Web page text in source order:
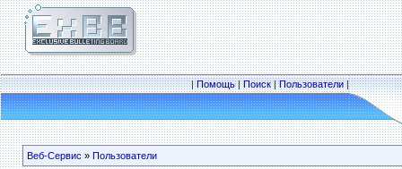
|Помощь|Поиск|Пользователи|
Веб-Сервис » Пользователи